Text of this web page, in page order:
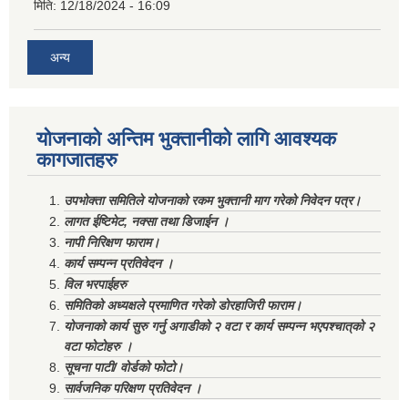
मिति: 12/18/2024 - 16:09
अन्य
योजनाको अन्तिम भुक्तानीको लागि आवश्यक
कागजातहरु
उपभोक्ता समितिले योजनाको रकम भुक्तानी माग गरेको निवेदन पत्र।
लागत ईष्टिमेट, नक्सा तथा डिजाईन ।
नापी निरिक्षण फाराम।
कार्य सम्पन्न प्रतिवेदन ।
विल भरपाईहरु
समितिको अध्यक्षले प्रमाणित गरेको डोरहाजिरी फाराम।
योजनाको कार्य सुरु गर्नु अगाडीको २ वटा र कार्य सम्पन्न भएपश्चात्‌को २
वटा फोटोहरु ।
सूचना पाटी/ वोर्डको फोटो।
सार्वजनिक परिक्षण प्रतिवेदन ।